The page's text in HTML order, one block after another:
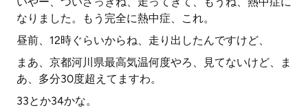
なりました。もう完全に熱中症、これ。
昼前、12時ぐらいからね、走り出したんですけど、
まあ、京都河川県最高気温何度やろ、見てないけど、ま
あ、多分30度超えてますわ。
33とか34かな。